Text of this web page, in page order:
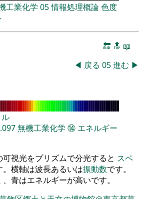
工業化学 05情報処理概論色度
🔚 🔝 📖
◀ 戻る 05進む ▶
無機工業化学 ⑭ エネルギー
可視光をプリズムで分光すると スペ
横軸は波長あるいは振動数です。
青はエネルギーが高いです。